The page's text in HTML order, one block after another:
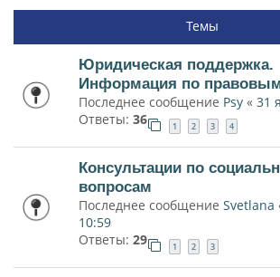
Темы
Юридическая поддержка.
Информация по
Последнее сообщение Psy « 31
Ответы: 36 1 2 3 4
Консультации по
вопросам
Последнее сообщение Svetlana
10:59
Ответы: 29 1 2 3